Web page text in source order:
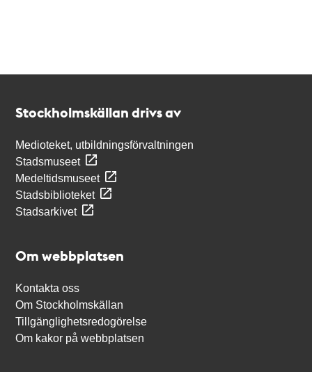
Stockholmskällan drivs av
Medioteket, utbildningsförvaltningen
Stadsmuseet
Medeltidsmuseet
Stadsbiblioteket
Stadsarkivet
Om webbplatsen
Kontakta oss
Om Stockholmskällan
Tillgänglighetsredogörelse
Om kakor på webbplatsen